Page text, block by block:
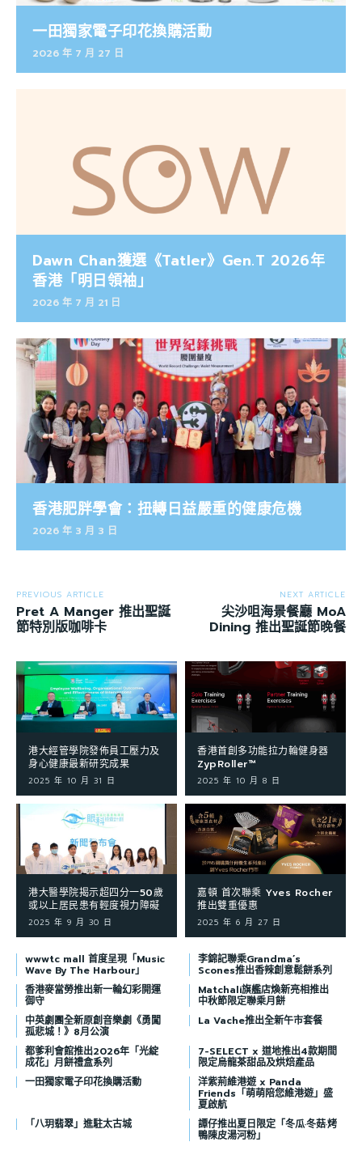
一田獨家電子印花換購活動
2026 年 7 月 27 日
Dawn Chan獲選《Tatler》Gen.T 2026年
香港「明日領袖」
2026 年 7 月 21 日
香港肥胖學會：扭轉日益嚴重的健康危機
2026 年 3 月 3 日
PREVIOUS ARTICLE
Pret A Manger 推出聖誕
節特別版咖啡卡
NEXT ARTICLE
尖沙咀海景餐廳 MoA
Dining 推出聖誕節晚餐
港大經管學院發佈員工壓力及
身心健康最新研究成果
2025 年 10 月 31 日
香港首創多功能拉力輪健身器
ZypRoller™
2025 年 10 月 8 日
港大醫學院揭示超四分一50歲
或以上居民患有輕度視力障礙
2025 年 9 月 30 日
嘉頓 首次聯乘 Yves Rocher
推出雙重優惠
2025 年 6 月 27 日
wwwtc mall 首度呈現「Music
Wave By The Harbour」
李錦記聯乘Grandma’s
Scones推出香辣創意鬆餅系列
香港麥當勞推出新一輪幻彩開運
御守
Matchali旗艦店煥新亮相推出
中秋節限定聯乘月餅
中英劇團全新原創音樂劇《勇闖
孤悲城！》8月公演
La Vache推出全新午市套餐
都爹利會館推出2026年「光綻
成花」月餅禮盒系列
7-SELECT x 道地推出4款期間
限定烏龍茶甜品及烘焙產品
一田獨家電子印花換購活動
洋紫荊維港遊 x Panda
Friends「萌萌陪您維港遊」盛
夏啟航
「八玥翡翠」進駐太古城
譚仔推出夏日限定「冬瓜·冬菇·烤
鴨陳皮湯河粉」